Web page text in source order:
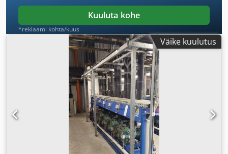
Kuuluta kohe
*reklaami kohta/kuus
Väike kuulutus